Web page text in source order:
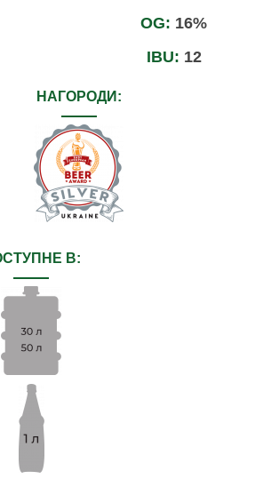
OG: 16%
IBU: 12
НАГОРОДИ:
В: